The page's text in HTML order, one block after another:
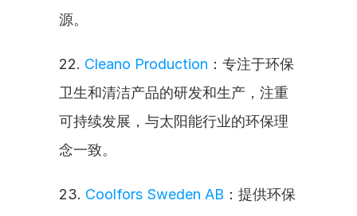
源。
22. Cleano Production ：专注于环保
卫生和清洁产品的研发和生产，注重
可持续发展，与太阳能行业的环保理
念一致。
23. Coolfors Sweden AB ：提供环保